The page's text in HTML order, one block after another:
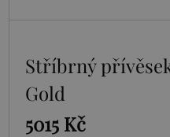
Stříbrný
Gold
5015 Kč